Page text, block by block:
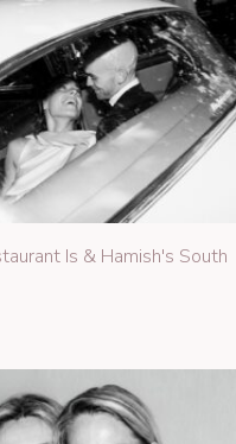
Is & Hamish's South